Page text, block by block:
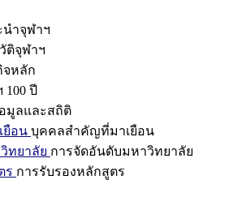
นำจุฬาฯ
ติจุฬาฯ
จหลัก
100 ปี
มูลและสถิติ
ยือน บุคคลสำคัญที่มาเยือน
ทยาลัย การจัดอันดับมหาวิทยาลัย
ร การรับรองหลักสูตร